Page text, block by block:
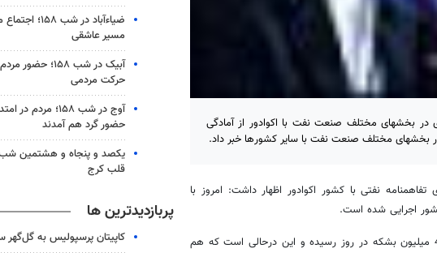
بخشهای مختلف صنعت نفت با اکوادور از آمادگی
در بخشهای مختلف صنعت نفت با سایر کشورها خبر داد.
نفتی با کشور اکوادور اظهار داشت: امروز با
اجرایی شده است.
نوذری ادامه داد: در حال حاضر توان تولید نفت ایران به 4.3 میلیون بشکه در روز رسیده و این درحالی است که هم
ضیاء‌آباد در شب
مسیر عاشقی
آبیک در شب ۱۵۸؛
حرکت مردمی
آوج در شب ۱۵۸؛
حضور گرد هم آمدند
یکصد و پنجاه و هشتمین
قلب کرج
پربازدیدترین ها
کاپیتان پرسپولیس به